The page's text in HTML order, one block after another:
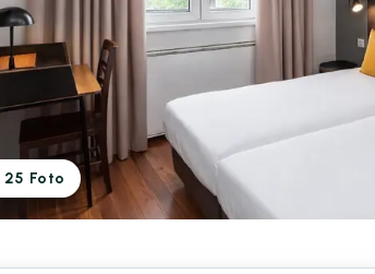
25 Foto